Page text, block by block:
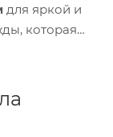
для яркой и
которая